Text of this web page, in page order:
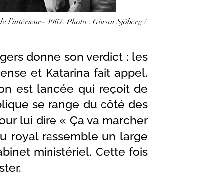
l’intérieur– 1967. Photo : Göran Sjöberg /
donne son verdict : les
et Katarina fait appel.
est lancée qui reçoit de
se range du côté des
lui dire « Ça va marcher
royal rassemble un large
ministériel. Cette fois